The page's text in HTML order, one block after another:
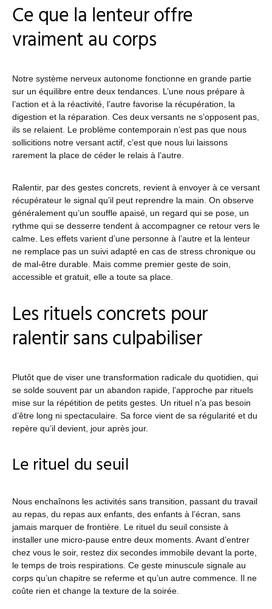
Ce que la lenteur offre
vraiment au corps
Notre système nerveux autonome fonctionne en grande partie
sur un équilibre entre deux tendances. L’une nous prépare à
l’action et à la réactivité, l’autre favorise la récupération, la
digestion et la réparation. Ces deux versants ne s’opposent pas,
ils se relaient. Le problème contemporain n’est pas que nous
sollicitions notre versant actif, c’est que nous lui laissons
rarement la place de céder le relais à l’autre.
Ralentir, par des gestes concrets, revient à envoyer à ce versant
récupérateur le signal qu’il peut reprendre la main. On observe
généralement qu’un souffle apaisé, un regard qui se pose, un
rythme qui se desserre tendent à accompagner ce retour vers le
calme. Les effets varient d’une personne à l’autre et la lenteur
ne remplace pas un suivi adapté en cas de stress chronique ou
de mal-être durable. Mais comme premier geste de soin,
accessible et gratuit, elle a toute sa place.
Les rituels concrets pour
ralentir sans culpabiliser
Plutôt que de viser une transformation radicale du quotidien, qui
se solde souvent par un abandon rapide, l’approche par rituels
mise sur la répétition de petits gestes. Un rituel n’a pas besoin
d’être long ni spectaculaire. Sa force vient de sa régularité et du
repère qu’il devient, jour après jour.
Le rituel du seuil
Nous enchaînons les activités sans transition, passant du travail
au repas, du repas aux enfants, des enfants à l’écran, sans
jamais marquer de frontière. Le rituel du seuil consiste à
installer une micro-pause entre deux moments. Avant d’entrer
chez vous le soir, restez dix secondes immobile devant la porte,
le temps de trois respirations. Ce geste minuscule signale au
corps qu’un chapitre se referme et qu’un autre commence. Il ne
coûte rien et change la texture de la soirée.